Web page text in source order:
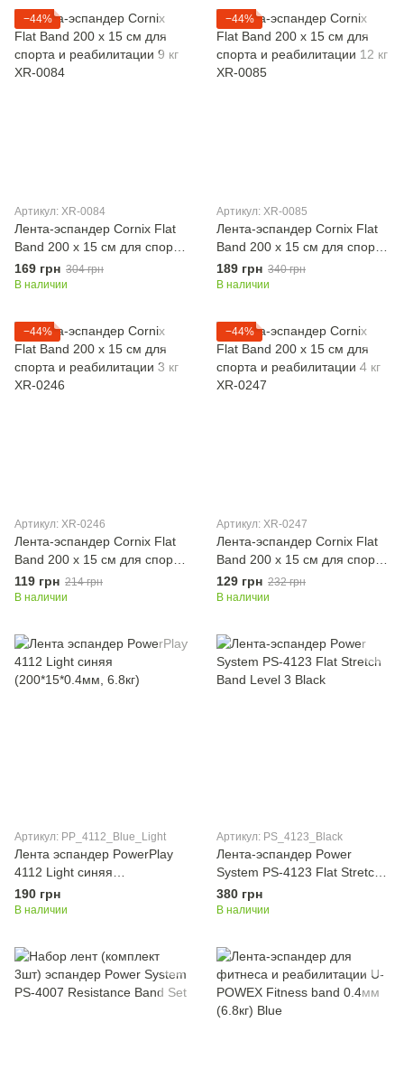
−44%
Артикул: XR-0084
Лента-эспандер Cornix Flat
Band 200 х 15 cм для спорта
и реабилитации 9 кг XR-
0084
169 грн 304 грн
В наличии
−44%
Артикул: XR-0085
Лента-эспандер Cornix Flat
Band 200 х 15 cм для спорта
и реабилитации 12 кг XR-
0085
189 грн 340 грн
В наличии
−44%
Артикул: XR-0246
Лента-эспандер Cornix Flat
Band 200 х 15 cм для спорта
и реабилитации 3 кг XR-
0246
119 грн 214 грн
В наличии
−44%
Артикул: XR-0247
Лента-эспандер Cornix Flat
Band 200 х 15 cм для спорта
и реабилитации 4 кг XR-
0247
129 грн 232 грн
В наличии
Артикул: PP_4112_Blue_Light
Лента эспандер PowerPlay
4112 Light синяя
(200*15*0.4мм, 6.8кг)
190 грн
В наличии
Артикул: PS_4123_Black
Лента-эспандер Power
System PS-4123 Flat Stretch
Band Level 3 Black
380 грн
В наличии